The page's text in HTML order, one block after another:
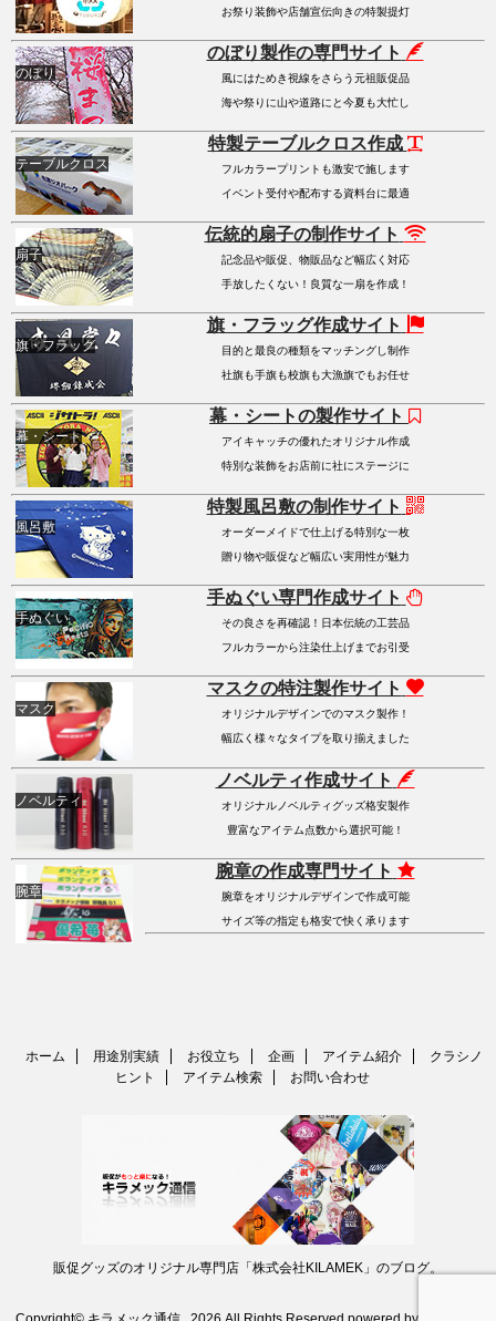
お祭り装飾や店舗宣伝向きの特製提灯
のぼり
のぼり製作の専門サイト
風にはためき視線をさらう元祖販促品
海や祭りに山や道路にと今夏も大忙し
テーブルクロス
特製テーブルクロス作成
フルカラープリントも激安で施します
イベント受付や配布する資料台に最適
扇子
伝統的扇子の制作サイト
記念品や販促、物販品など幅広く対応
手放したくない！良質な一扇を作成！
旗・フラッグ
旗・フラッグ作成サイト
目的と最良の種類をマッチングし制作
社旗も手旗も校旗も大漁旗でもお任せ
幕・シート
幕・シートの製作サイト
アイキャッチの優れたオリジナル作成
特別な装飾をお店前に社にステージに
風呂敷
特製風呂敷の制作サイト
オーダーメイドで仕上げる特別な一枚
贈り物や販促など幅広い実用性が魅力
手ぬぐい
手ぬぐい専門作成サイト
その良さを再確認！日本伝統の工芸品
フルカラーから注染仕上げまでお引受
マスク
マスクの特注製作サイト
オリジナルデザインでのマスク製作！
幅広く様々なタイプを取り揃えました
ノベルティ
ノベルティ作成サイト
オリジナルノベルティグッズ格安製作
豊富なアイテム点数から選択可能！
腕章
腕章の作成専門サイト
腕章をオリジナルデザインで作成可能
サイズ等の指定も格安で快く承ります
ホーム 用途別実績 お役立ち 企画 アイテム紹介
クラシノ
ヒント
アイテム検索 お問い合わせ
販促グッズのオリジナル専門店「株式会社KILAMEK」のブログ。